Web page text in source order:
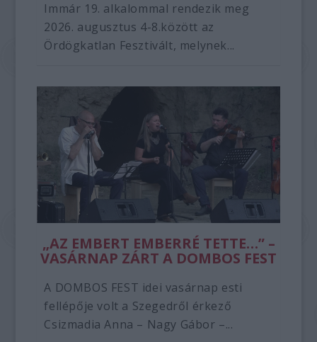
Immár 19. alkalommal rendezik meg
2026. augusztus 4-8.között az
Ördögkatlan Fesztivált, melynek...
„AZ EMBERT EMBERRÉ TETTE…” –
VASÁRNAP ZÁRT A DOMBOS FEST
A DOMBOS FEST idei vasárnap esti
fellépője volt a Szegedről érkező
Csizmadia Anna – Nagy Gábor –...